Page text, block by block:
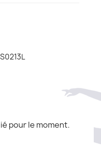
pour le moment.